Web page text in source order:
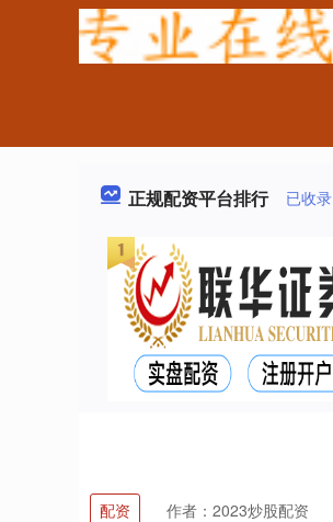
正规配资平台排行 已收录
配资 作者：2023炒股配资